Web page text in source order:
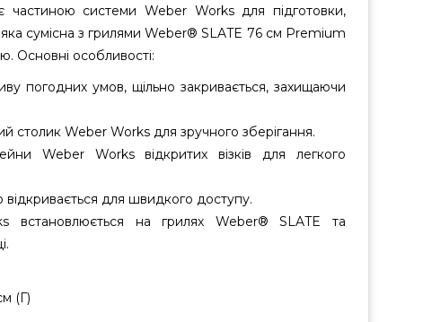
частиною системи Weber Works для підготовки,
яка сумісна з грилями Weber® SLATE 76 см Premium
Основні особливості:
погодних умов, щільно закривається, захищаючи
столик Weber Works для зручного зберігання.
Weber Works відкритих візків для легкого
для швидкого доступу.
встановлюється на грилях Weber® SLATE та
(Г)